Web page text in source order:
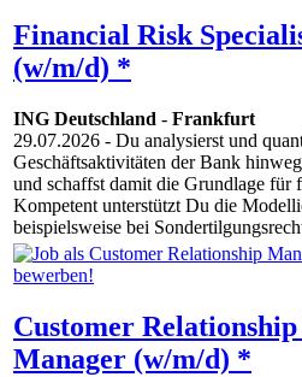
Financial Risk
(w/m/d) *
ING Deutschland - Frankfurt
29.07.2026 - Du analysierst und
Geschäftsaktivitäten der Bank
und schaffst damit die Grundlage für
Kompetent unterstützt Du die
beispielsweise bei
Customer
Manager (w/m/d) *